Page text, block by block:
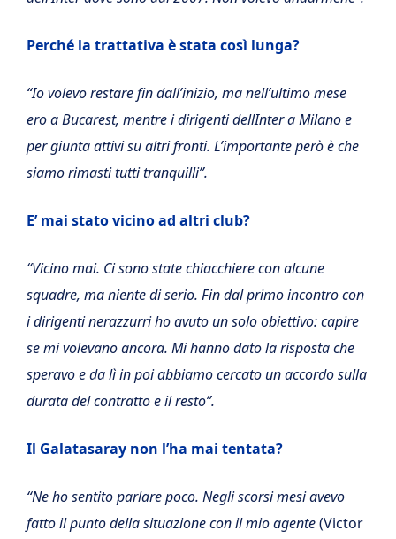
Perché la trattativa è stata così lunga?
“Io volevo restare fin dall’inizio, ma nell’ultimo mese
ero a Bucarest, mentre i dirigenti dellInter a Milano e
per giunta attivi su altri fronti. L’importante però è che
siamo rimasti tutti tranquilli”.
E’ mai stato vicino ad altri club?
“Vicino mai. Ci sono state chiacchiere con alcune
squadre, ma niente di serio. Fin dal primo incontro con
i dirigenti nerazzurri ho avuto un solo obiettivo: capire
se mi volevano ancora. Mi hanno dato la risposta che
speravo e da lì in poi abbiamo cercato un accordo sulla
durata del contratto e il resto”.
Il Galatasaray non l’ha mai tentata?
“Ne ho sentito parlare poco. Negli scorsi mesi avevo
fatto il punto della situazione con il mio agente(Victor